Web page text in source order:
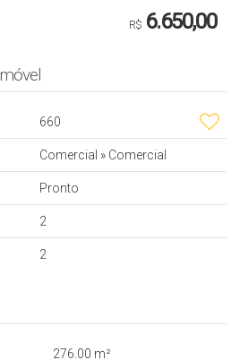
R$ 6.650,00
660
Comercial » Comercial
Pronto
2
2
276.00 m²